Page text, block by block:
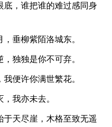
，谁把谁的难过感同身
垂柳紫陌洛城东。
独独是你不可弃。
便许你满世繁花。
我亦未去。
天尽崖，木格至致无遥